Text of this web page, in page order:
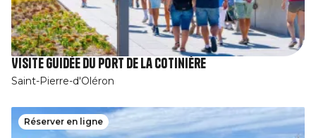
Visite guidée du port de la Cotinière
Saint-Pierre-d'Oléron
Réserver en ligne